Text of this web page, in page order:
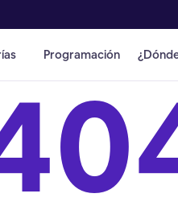
Programación